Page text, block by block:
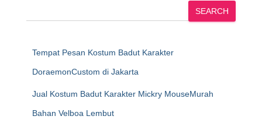
SEARCH
Tempat Pesan Kostum Badut Karakter
DoraemonCustom di Jakarta
Jual Kostum Badut Karakter Mickry MouseMurah
Bahan Velboa Lembut